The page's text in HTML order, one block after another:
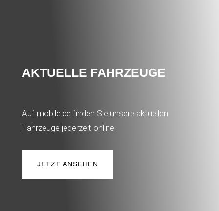
AKTUELLE FAHRZEUGE
Auf mobile.de finden Sie unsere aktuellen
Fahrzeuge jederzeit online.
JETZT ANSEHEN